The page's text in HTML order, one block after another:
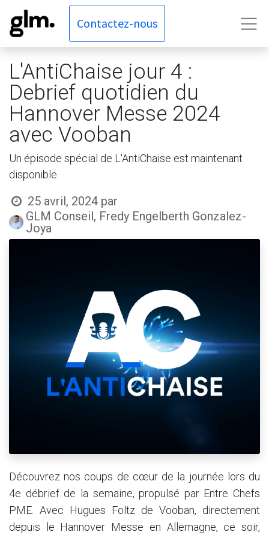
Contactez-nous
L'AntiChaise jour 4 :
Debrief quotidien du
Hannover Messe 2024
avec Vooban
Un épisode spécial de L'AntiChaise est maintenant
disponible.
25 avril, 2024 par
GLM Conseil, Fredy Engelberth Gonzalez-
Joya
Découvrez nos coups de cœur de la journée lors du
4e débrief de la semaine, propulsé par Entre Chefs
PME. Avec Hugues Foltz de Vooban, directement
depuis le Hannover Messe en Allemagne, ce soir,